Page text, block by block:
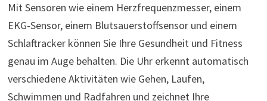
Mit Sensoren wie einem Herzfrequenzmesser, einem
EKG-Sensor, einem Blutsauerstoffsensor und einem
Schlaftracker können Sie Ihre Gesundheit und Fitness
genau im Auge behalten. Die Uhr erkennt automatisch
verschiedene Aktivitäten wie Gehen, Laufen,
Schwimmen und Radfahren und zeichnet Ihre